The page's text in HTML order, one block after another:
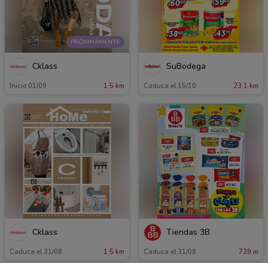
PRÓXIMAMENTE
Cklass
Inicio 01/09 1.5 km
SuBodega
Caduca el 15/10 23.1 km
Cklass
Caduca el 31/08 1.5 km
Tiendas 3B
Caduca el 31/08 739 m